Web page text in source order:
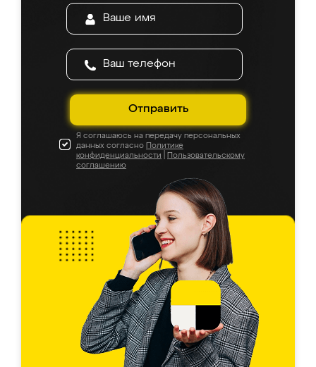
Отправить
Я соглашаюсь на передачу персональных
данных согласно Политике
конфиденциальности
Пользовательскому
соглашению